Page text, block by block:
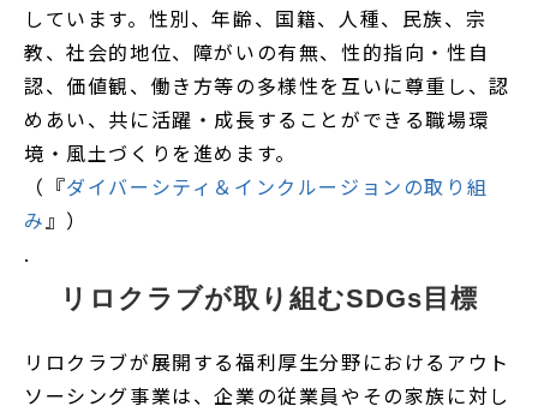
しています。性別、年齢、国籍、人種、民族、宗
教、社会的地位、障がいの有無、性的指向・性自
認、価値観、働き方等の多様性を互いに尊重し、認
めあい、共に活躍・成長することができる職場環
境・風土づくりを進めます。
（『ダイバーシティ＆インクルージョンの取り組
み 』）
.
リロクラブが取り組むSDGs目標
リロクラブが展開する福利厚生分野におけるアウト
ソーシング事業は、企業の従業員やその家族に対し